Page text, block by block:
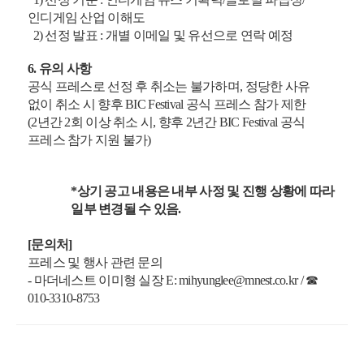
인디게임 산업 이해도
2)선정 발표 : 개별 이메일 및 유선으로 연락 예정
6. 유의 사항
공식 프레스로 선정 후 취소는 불가하며, 정당한 사유
없이 취소 시 향후BIC Festival 공식 프레스 참가 제한
(2년간2회 이상 취소 시 , 향후 2년간BIC Festival 공식
프레스 참가 지원 불가)
*상기 공고 내용은 내부 사정 및 진행 상황에 따라
일부 변경될 수 있음.
[문의처]
프레스 및 행사 관련 문의
- 마더네스트 이미형 실장E: mihyunglee@mnest.co.kr /☎
010-3310-8753